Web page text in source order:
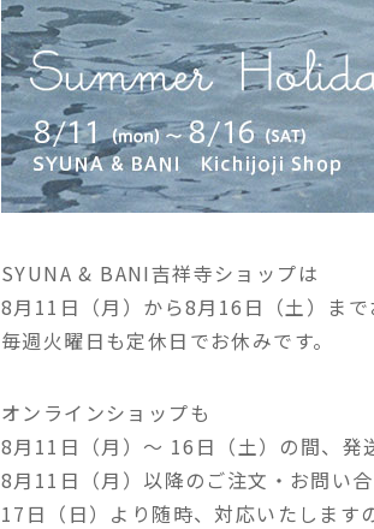
SYUNA & BANI吉祥寺ショップは
8月11日（月）から8月16日（土）まで
毎週火曜日も定休日でお休みです。
オンラインショップも
8月11日（月）〜 16日（土）の間、発
8月11日（月）以降のご注文・お問い合
17日（日）より随時、対応いたします